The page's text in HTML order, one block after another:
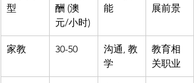
型
酬 (澳
元/小时)
能
展前景
家教 30-50
沟通, 教
学
教育相
关职业